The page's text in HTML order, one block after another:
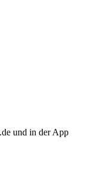
und in der App